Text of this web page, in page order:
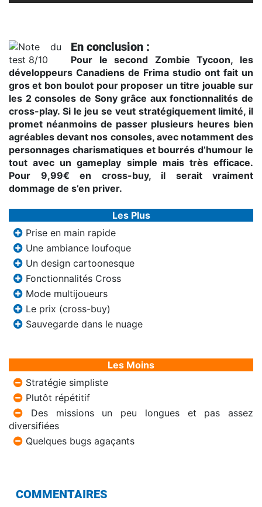
En conclusion :
Pour le second Zombie Tycoon, les
développeurs Canadiens de Frima studio ont fait un
gros et bon boulot pour proposer un titre jouable sur
les 2 consoles de Sony grâce aux fonctionnalités de
cross-play. Si le jeu se veut stratégiquement limité, il
promet néanmoins de passer plusieurs heures bien
agréables devant nos consoles, avec notamment des
personnages charismatiques et bourrés d’humour le
tout avec un gameplay simple mais très efficace.
Pour 9,99€ en cross-buy, il serait vraiment
dommage de s’en priver.
Les Plus
Prise en main rapide
Une ambiance loufoque
Un design cartoonesque
Fonctionnalités Cross
Mode multijoueurs
Le prix (cross-buy)
Sauvegarde dans le nuage
Les Moins
Stratégie simpliste
Plutôt répétitif
Des missions un peu longues et pas assez
diversifiées
Quelques bugs agaçants
COMMENTAIRES